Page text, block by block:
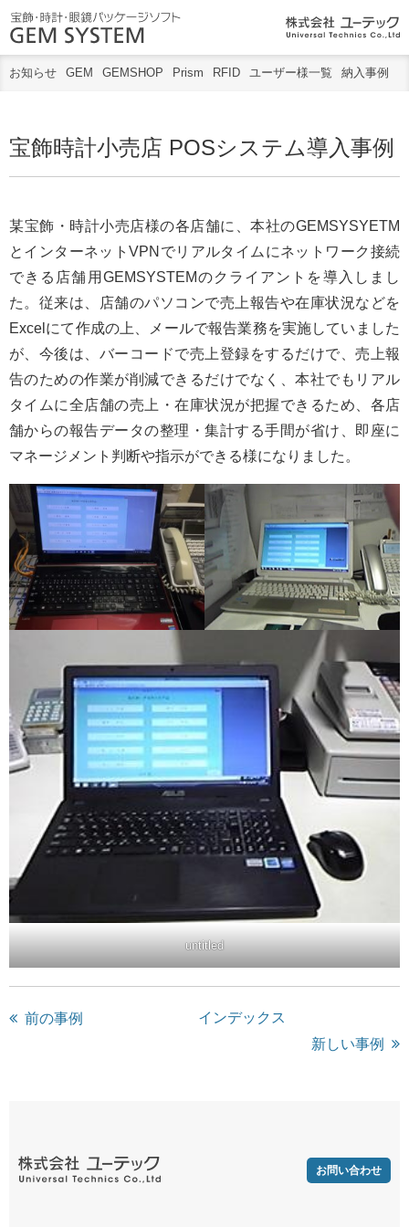
宝飾業界向けソリューショ
お知らせ GEM GEMSHOP Prism RFID ユーザー様一覧 納入事例
宝飾時計小売店 POSシステム導入事例
某宝飾・時計小売店様の各店舗に、本社のGEMSYSYETM
とインターネットVPNでリアルタイムにネットワーク接続
できる店舗用GEMSYSTEMのクライアントを導入しまし
た。従来は、店舗のパソコンで売上報告や在庫状況などを
Excelにて作成の上、メールで報告業務を実施していました
が、今後は、バーコードで売上登録をするだけで、売上報
告のための作業が削減できるだけでなく、本社でもリアル
タイムに全店舗の売上・在庫状況が把握できるため、各店
舗からの報告データの整理・集計する手間が省け、即座に
マネージメント判断や指示ができる様になりました。
untitled
前の事例
インデックス
新しい事例
お問い合わせ